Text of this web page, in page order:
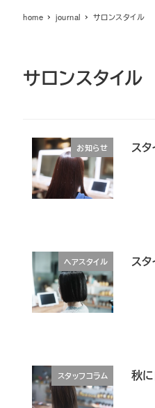
home journal サロンスタイル
サロンスタイル
お知らせ ス
ヘアスタイル ス
スタッフコラム 秋